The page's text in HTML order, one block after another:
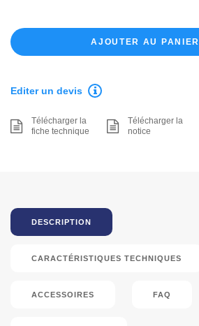
AJOUTER AU PANIER
Editer un devis
Télécharger la
fiche technique
Télécharger la
notice
DESCRIPTION
CARACTÉRISTIQUES TECHNIQUES
ACCESSOIRES FAQ